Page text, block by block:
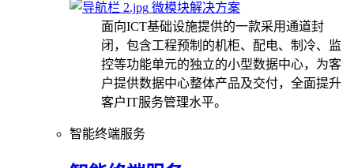
微模块解决方案
面向ICT基础设施提供的一款采用通道封
闭，包含工程预制的机柜、配电、制冷、监
控等功能单元的独立的小型数据中心，为客
户提供数据中心整体产品及交付，全面提升
客户IT服务管理水平。
智能终端服务